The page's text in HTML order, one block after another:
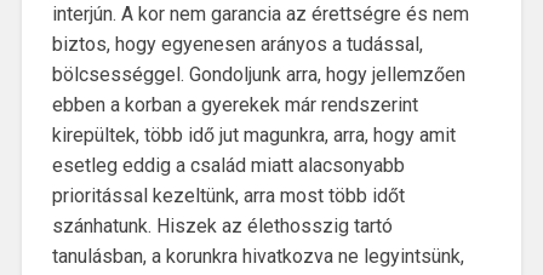
interjún. A kor nem garancia az érettségre és nem
biztos, hogy egyenesen arányos a tudással,
bölcsességgel. Gondoljunk arra, hogy jellemzően
ebben a korban a gyerekek már rendszerint
kirepültek, több idő jut magunkra, arra, hogy amit
esetleg eddig a család miatt alacsonyabb
prioritással kezeltünk, arra most több időt
szánhatunk. Hiszek az élethosszig tartó
tanulásban, a korunkra hivatkozva ne legyintsünk,